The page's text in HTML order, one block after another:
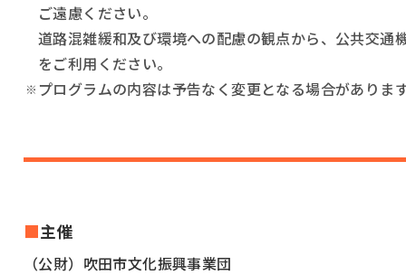
ご遠慮ください。
道路混雑緩和及び環境への配慮の観点から、公共交通
をご利用ください。
プログラムの内容は予告なく変更となる場合がありま
■主催
（公財）吹田市文化振興事業団